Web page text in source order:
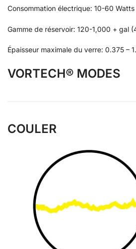
Consommation électrique: 10-60 Watts
Gamme de réservoir: 120-1,000 + gal
Épaisseur maximale du verre: 0.375 –
VORTECH® MODES
COULER